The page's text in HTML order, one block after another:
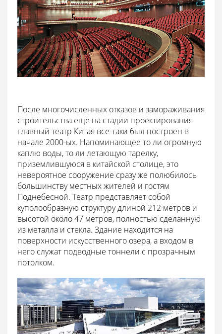
После многочисленных отказов и замораживания
строительства еще на стадии проектирования
главный театр Китая все-таки был построен в
начале 2000-ых. Напоминающее то ли огромную
каплю воды, то ли летающую тарелку,
приземлившуюся в китайской столице, это
невероятное сооружение сразу же полюбилось
большинству местных жителей и гостям
Поднебесной. Театр представляет собой
куполообразную структуру длиной 212 метров и
высотой около 47 метров, полностью сделанную
из металла и стекла. Здание находится на
поверхности искусственного озера, а входом в
него служат подводные тоннели с прозрачным
потолком.